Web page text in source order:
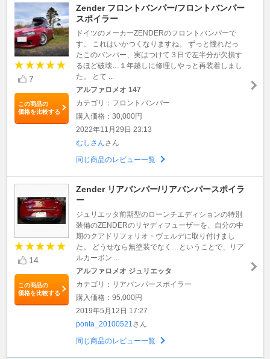
7
この商品の
価格を比較する
Zender フロントバンパー/フロントバンパー
スポイラー
ドイツのメーカーZENDERのフロントバンパーで
す。 これはいかつくなりますね。 ずっと憧れだっ
たこのバンパー、実はつけて３日で左半分が欠損す
るほど破壊…１年越しに修理しやっと再装着しまし
た。 とて ...
アルファロメオ 147
カテゴリ：フロントバンパー
購入価格：30,000円
2022年11月29日 23:13
むしさんさん
同じ商品のレビュー一覧
14
この商品の
価格を比較する
Zender リアバンパー/リアバンパースポイラ
ー
ジュリエッタ前期型のローンチエディションの特別
装備のZENDERのリヤディフューザーを、自分の中
期のクアドリフォリオ・ヴェルデに取り付けまし
た。 どうせなら無塗装でなく…ということで、リア
ルカーボン ...
アルファロメオ ジュリエッタ
カテゴリ：リアバンパースポイラー
購入価格：95,000円
2019年5月12日 17:27
ponta_20100521 さん
同じ商品のレビュー一覧